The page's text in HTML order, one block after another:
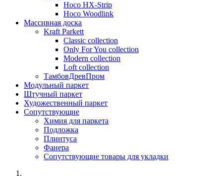
Hoco HX-Strip
Hoco Woodlink
Массивная доска
Kraft Parkett
Classic collection
Only For You collection
Modern collection
Loft collection
ТамбовДревПром
Модульный паркет
Штучный паркет
Художественный паркет
Сопутствующие
Химия для паркета
Подложка
Плинтуса
Фанера
Сопутствующие товары для укладки